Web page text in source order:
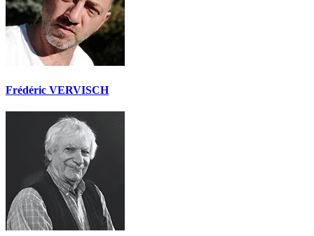
Frédéric VERVISCH